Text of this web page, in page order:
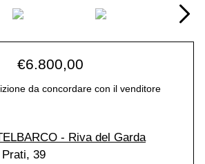
€6.800,00
da concordare con il venditore
- Riva del Garda
39